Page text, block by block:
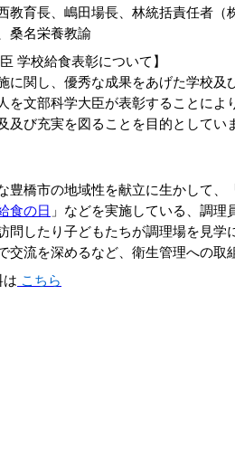
教育長、嶋田場長、林統括責任者（
桑名栄養教諭
学校給食表彰について】
に関し、優秀な成果をあげた学校及
を文部科学大臣が表彰することによ
及び充実を図ることを目的としてい
豊橋市の地域性を献立に生かして、
食の日 」などを実施している、調理
問したり子どもたちが調理場を見学
交流を深めるなど、衛生管理への取
は こちら